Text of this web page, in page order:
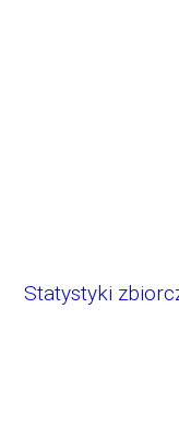
Statystyki